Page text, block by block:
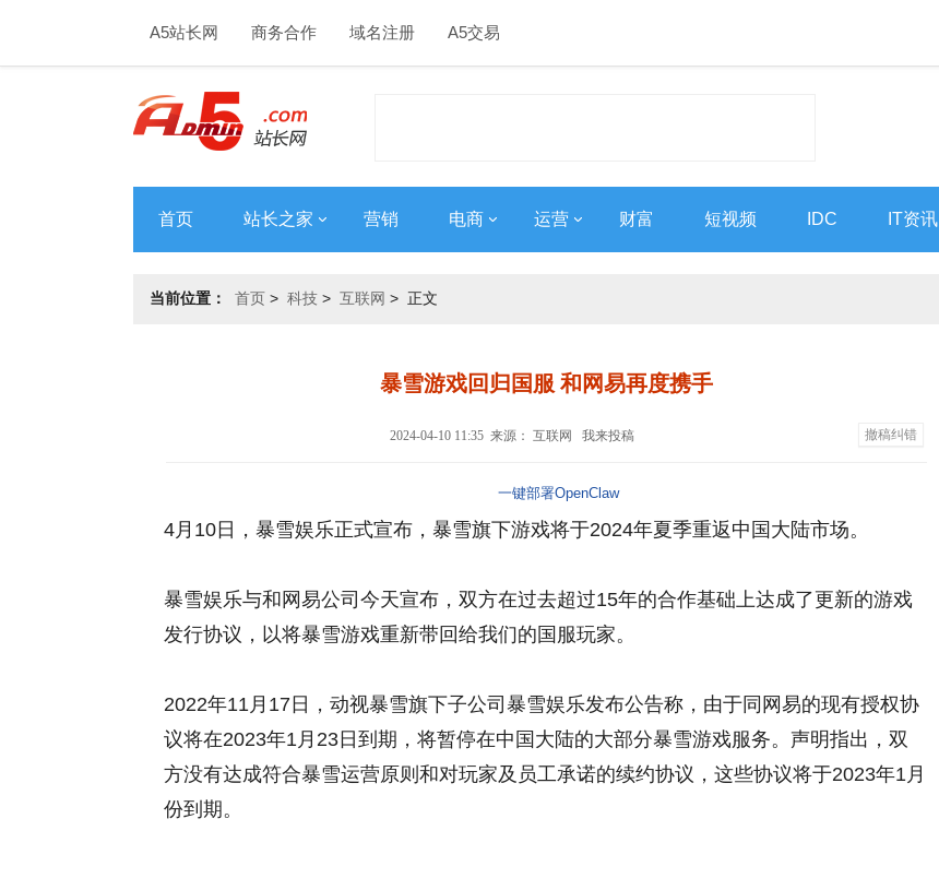
A5站长网 商务合作 域名注册 A5交易
首页 站长之家 营销 电商 运营 财富 短视频 IDC IT资讯
当前位置： 首页 > 科技 > 互联网 > 正文
暴雪游戏回归国服 和网易再度携手
2024-04-10 11:35 来源： 互联网 我来投稿 撤稿纠错
一键部署OpenClaw
4月10日，暴雪娱乐正式宣布，暴雪旗下游戏将于2024年夏季重返中国大陆市场。
暴雪娱乐与和网易公司今天宣布，双方在过去超过15年的合作基础上达成了更新的游戏
发行协议，以将暴雪游戏重新带回给我们的国服玩家。
2022年11月17日，动视暴雪旗下子公司暴雪娱乐发布公告称，由于同网易的现有授权协
议将在2023年1月23日到期，将暂停在中国大陆的大部分暴雪游戏服务。声明指出，双
方没有达成符合暴雪运营原则和对玩家及员工承诺的续约协议，这些协议将于2023年1月
份到期。